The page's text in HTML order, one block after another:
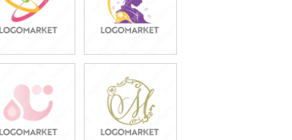
49,800円
(税込54,780円)
59,800円
(税込65,780円)